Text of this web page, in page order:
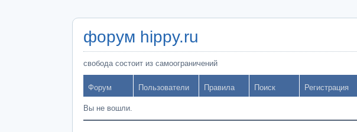
форум hippy.ru
свобода состоит из самоограничений
Форум Пользователи Правила Поиск Регистрация
Вы не вошли.